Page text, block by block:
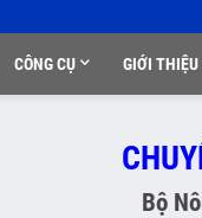
CÔNG CỤ GIỚI THIỆU
Bộ